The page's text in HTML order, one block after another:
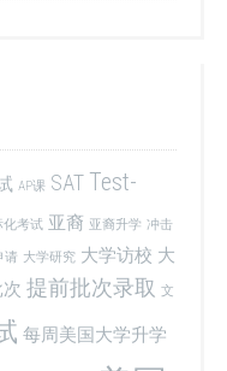
AP课 SAT Test-
化考试 亚裔 亚裔升学 冲击
请 大学研究 大学访校 大
提前批次录取 文
每周美国大学升学